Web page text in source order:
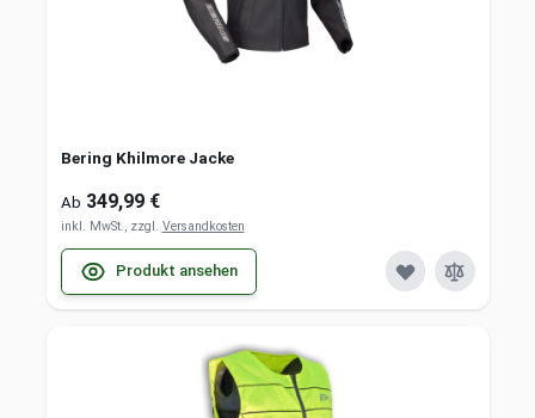
Bering Khilmore Jacke
Ab 349,99 €
inkl. MwSt., zzgl. Versandkosten
Produkt ansehen